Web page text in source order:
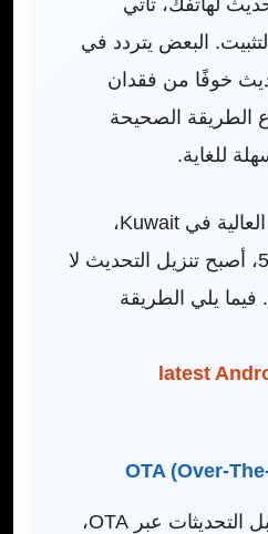
البعض يتردد في
خوفًا من فقدان
الطريقة الصحيحة
للغاية.
مع سرعات الإنترنت العالية في Kuwait،
خاصة عبر شبكات 5G، أصبح تنزيل التحديث لا
يلي الطريقة
latest
معظم الهواتف تستقبل التحديثات عبر OTA،